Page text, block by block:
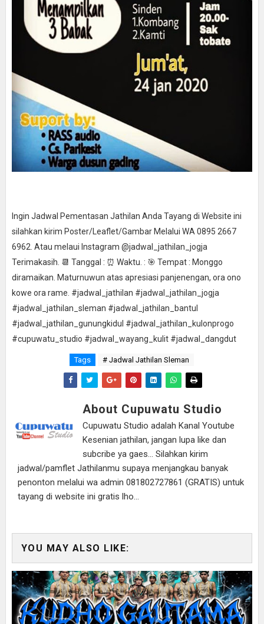
Ingin Jadwal Pementasan Jathilan Anda Tayang di Website ini
silahkan kirim Poster/Leaflet/Gambar Melalui WA 0895 2667
6962. Atau melaui Instagram @jadwal_jathilan_jogja
Terimakasih. 📆 Tanggal : ⏰ Waktu. : 🎯 Tempat : Monggo
diramaikan. Maturnuwun atas apresiasi panjenengan, ora ono
kowe ora rame. #jadwal_jathilan #jadwal_jathilan_jogja
#jadwal_jathilan_sleman #jadwal_jathilan_bantul
#jadwal_jathilan_gunungkidul #jadwal_jathilan_kulonprogo
#cupuwatu_studio #jadwal_wayang_kulit #jadwal_dangdut
Tags # Jadwal Jathilan Sleman
About Cupuwatu Studio
Cupuwatu Studio adalah Kanal Youtube
Kesenian jathilan, jangan lupa like dan
subcribe ya gaes... Silahkan kirim
jadwal/pamflet Jathilanmu supaya menjangkau banyak
penonton melalui wa admin 081802727861 (GRATIS) untuk
tayang di website ini gratis lho...
YOU MAY ALSO LIKE: